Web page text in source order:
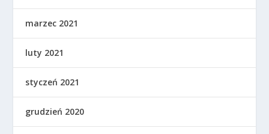
marzec 2021
luty 2021
styczeń 2021
grudzień 2020